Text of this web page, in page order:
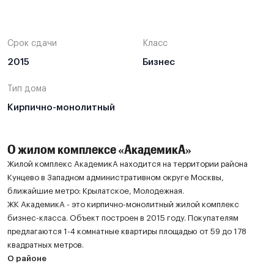
Срок сдачи
2015
Класс
Бизнес
Тип дома
Кирпично-монолитный
О жилом комплексе «АкадемикА»
Жилой комплекс АкадемикА находится на территории района
Кунцево в Западном административном округе Москвы,
ближайшие метро: Крылатское, Молодежная.
ЖК АкадемикА - это кирпично-монолитный жилой комплекс
бизнес-класса. Объект построен в 2015 году. Покупателям
предлагаются 1-4 комнатные квартиры площадью от 59 до 178
квадратных метров.
О районе